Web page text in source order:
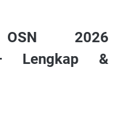
2026
Lengkap &